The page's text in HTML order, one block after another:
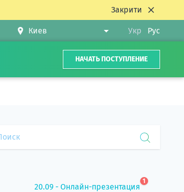
Закрити
Укр Рус
НАЧАТЬ ПОСТУПЛЕНИЕ
20.09 - Онлайн-презентация
1